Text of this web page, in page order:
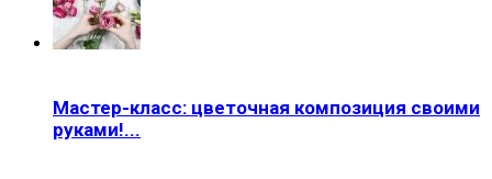
Мастер-класс: цветочная композиция своими
руками!...